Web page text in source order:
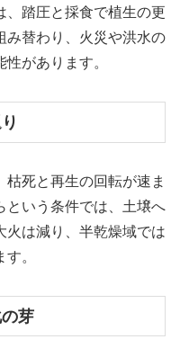
、踏圧と採食で植生の更
み替わり、火災や洪水の
があります。
死と再生の回転が速ま
という条件では、土壌へ
火は減り、半乾燥域では
。
芽